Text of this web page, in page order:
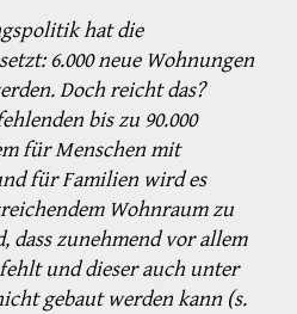
hat die
6.000 neue Wohnungen
Doch reicht das?
bis zu 90.000
für Menschen mit
für Familien wird es
Wohnraum zu
dass zunehmend vor allem
und dieser auch unter
gebaut werden kann (s.